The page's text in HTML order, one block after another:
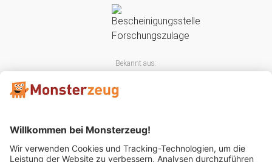
Bekannt aus: